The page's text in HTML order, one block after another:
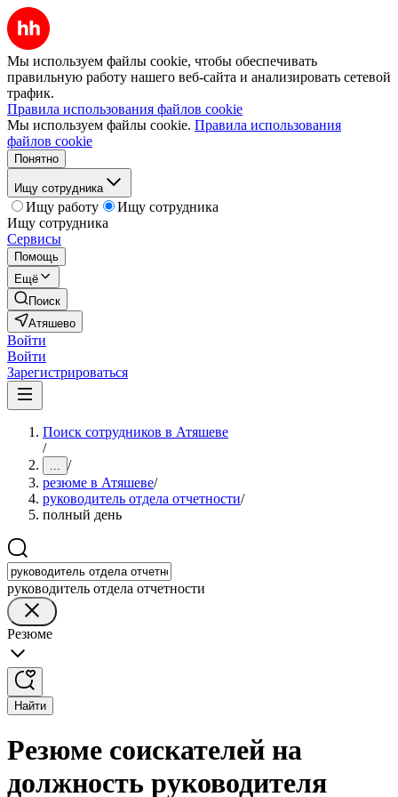
Мы используем файлы cookie, чтобы обеспечивать
правильную работу нашего веб-сайта и анализировать сетевой
трафик.
Правила использования файлов cookie
Мы используем файлы cookie. Правила использования
файлов cookie
Понятно
Ищу сотрудника
Ищу работу
Ищу сотрудника
Ищу сотрудника
Сервисы
Помощь
Ещё
Поиск
Атяшево
Войти
Войти
Зарегистрироваться
Поиск сотрудников в Атяшеве
/
... /
резюме в Атяшеве/
руководитель отдела отчетности/
полный день
руководитель отдела отчетности
Резюме
Найти
Резюме соискателей на
должность руководителя